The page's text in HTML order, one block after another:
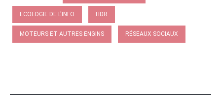
ECOLOGIE DE L'INFO HDR
MOTEURS ET AUTRES ENGINS RÉSEAUX SOCIAUX